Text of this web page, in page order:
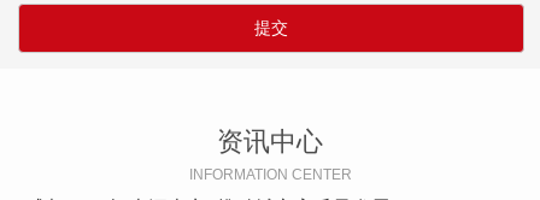
资讯中心
INFORMATION CENTER